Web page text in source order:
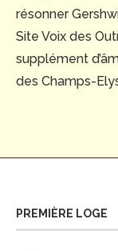
résonner
Site Voix des
supplément
des Champs-
PREMIÈRE LOGE